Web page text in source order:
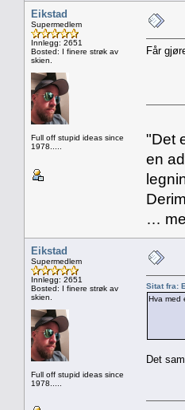
Eikstad
Supermedlem
Innlegg: 2651
Bosted: I finere strøk av
skien.
Full off stupid ideas since
1978.....
Får
"Det
en
…
Eikstad
Supermedlem
Innlegg: 2651
Bosted: I finere strøk av
skien.
Full off stupid ideas since
1978.....
Sitat fra:
Hva med
Det